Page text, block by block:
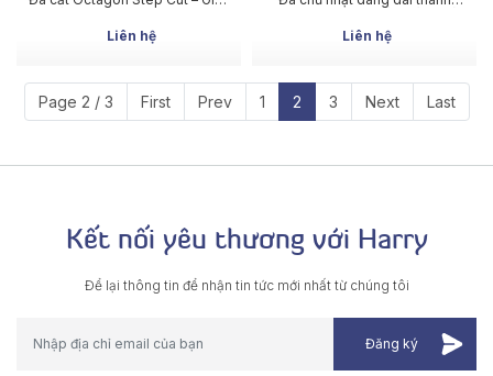
Liên hệ
kế độc đáo
Liên hệ
Page 2 / 3 First Prev 1 2 3 Next Last
Kết nối yêu thương với Harry
Để lại thông tin để nhận tin tức mới nhất từ chúng tôi